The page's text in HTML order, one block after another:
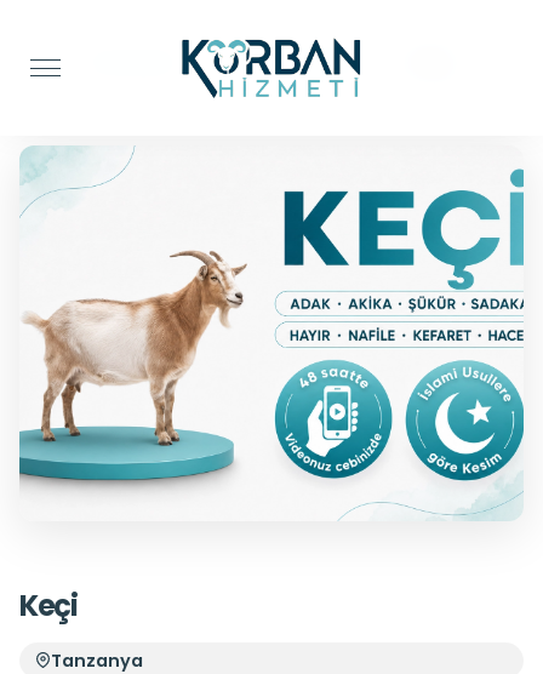
Adak Kurbanı
Keçi
Tanzanya